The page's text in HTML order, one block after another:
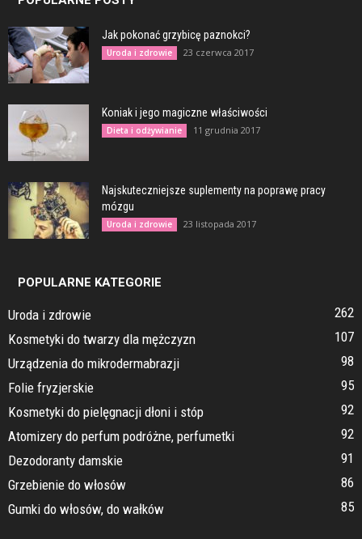
Jak pokonać grzybicę paznokci?
Uroda i zdrowie 23 czerwca 2017
Koniak i jego magiczne właściwości
Dieta i odżywianie 11 grudnia 2017
Najskuteczniejsze suplementy na poprawę pracy
mózgu
Uroda i zdrowie 23 listopada 2017
POPULARNE KATEGORIE
Uroda i zdrowie
262
Kosmetyki do twarzy dla mężczyzn
107
Urządzenia do mikrodermabrazji
98
Folie fryzjerskie
95
Kosmetyki do pielęgnacji dłoni i stóp
92
Atomizery do perfum podróżne, perfumetki
92
Dezodoranty damskie
91
Grzebienie do włosów
86
Gumki do włosów, do wałków
85